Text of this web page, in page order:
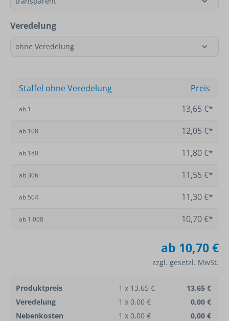
Veredelung
Staffel ohne Veredelung Preis
ab 1 13,65 €*
ab 108 12,05 €*
ab 180 11,80 €*
ab306 11,55 €*
ab 504 11,30 €*
ab 1.008 10,70 €*
ab 10,70 €
zzgl. gesetzl. MwSt.
Produktpreis 1 x 13,65 €
13,65 €
Veredelung
1 x 0,00 €
0,00 €
Nebenkosten
1 x 0,00 €
0,00 €